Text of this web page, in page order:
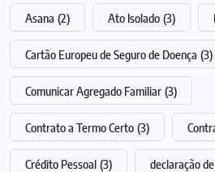
Asana (2) Ato Isolado (3)
Cartão Europeu de Seguro de Doença (3)
Comunicar Agregado Familiar (3)
Contrato a Termo Certo (3)
Crédito Pessoal (3) declaração